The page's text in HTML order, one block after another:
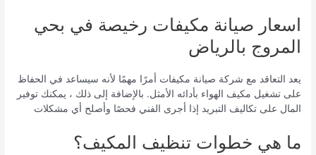
اسعار صيانة مكيفات رخيصة في بحي
المروج بالرياض
يعد التعاقد مع شركة صيانة مكيفات أمرًا مهمًا لأنه سيساعد في الحفاظ
على تشغيل مكيف الهواء بأدائه الأمثل. بالإضافة إلى ذلك ، يمكنك توفير
المال على تكاليف التبريد إذا أجرى الفني فحصًا وأصلح أي مشكلات
ما هي خطوات تنظيف المكيف؟